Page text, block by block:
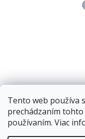
Tento web používa
prechádzaním
používaním. Viac
Doprava
Copyright 2026